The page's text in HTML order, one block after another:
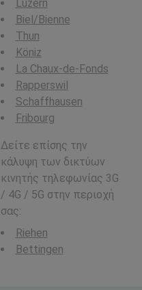
Luzern
Biel/Bienne
Thun
Köniz
La Chaux-de-Fonds
Rapperswil
Schaffhausen
Fribourg
Δείτε επίσης την
κάλυψη των δικτύων
κινητής τηλεφωνίας 3G
/ 4G / 5G στην περιοχή
σας:
Riehen
Bettingen